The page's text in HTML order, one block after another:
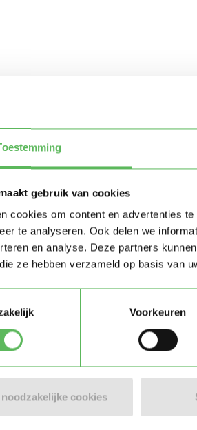
gebruik van cookies
cookies om content en advertenties
te analyseren. Ook delen we
en analyse. Deze partners
ze hebben verzameld op basis van
Voorkeuren
cookies